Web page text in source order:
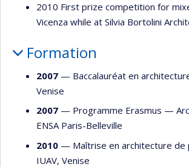
2010 First prize competition for
Vicenza while at Silvia Bortolini
Formation
2007 — Baccalauréat en
Venise
2007 — Programme Erasmus —
ENSA Paris-Belleville
2010 — Maîtrise en architecture
IUAV, Venise